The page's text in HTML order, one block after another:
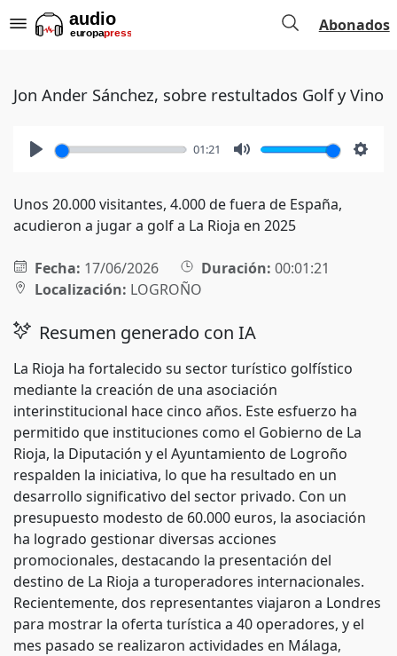
Abonados
Jon Ander Sánchez, sobre restultados Golf y Vino
01:21
Unos 20.000 visitantes, 4.000 de fuera de España,
acudieron a jugar a golf a La Rioja en 2025
Fecha: 17/06/2026 Duración: 00:01:21
Localización: LOGROÑO
Resumen generado con IA
La Rioja ha fortalecido su sector turístico golfístico
mediante la creación de una asociación
interinstitucional hace cinco años. Este esfuerzo ha
permitido que instituciones como el Gobierno de La
Rioja, la Diputación y el Ayuntamiento de Logroño
respalden la iniciativa, lo que ha resultado en un
desarrollo significativo del sector privado. Con un
presupuesto modesto de 60.000 euros, la asociación
ha logrado gestionar diversas acciones
promocionales, destacando la presentación del
destino de La Rioja a turoperadores internacionales.
Recientemente, dos representantes viajaron a Londres
para mostrar la oferta turística a 40 operadores, y el
mes pasado se realizaron actividades en Málaga,